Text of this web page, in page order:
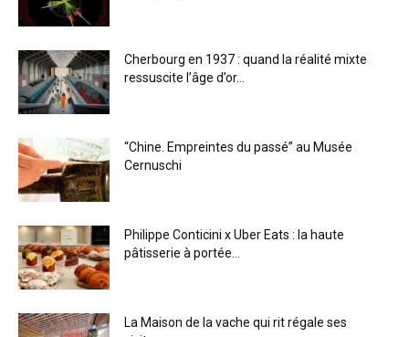
Cherbourg en 1937 : quand la réalité mixte
ressuscite l’âge d’or...
“Chine. Empreintes du passé” au Musée
Cernuschi
Philippe Conticini x Uber Eats : la haute
pâtisserie à portée...
La Maison de la vache qui rit régale ses